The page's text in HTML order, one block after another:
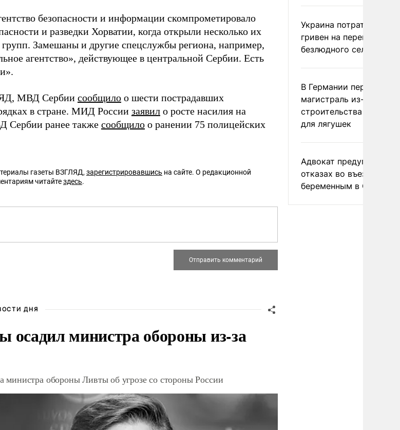
безопасности и информации скомпрометировало
и разведки Хорватии, когда открыли несколько их
Замешаны и другие спецслужбы региона, например,
агентство», действующее в центральной Сербии. Есть
МВД Сербии сообщило о шести пострадавших
в стране. МИД России заявил о росте насилия на
Сербии ранее также сообщило о ранении 75 полицейских
газеты ВЗГЛЯД, зарегистрировавшись на сайте. О редакционной
читайтездесь.
ДНЯ
осадил министра обороны из-за
министра обороны Ливты об угрозе со стороны России
Украина потратила 1
гривен на
безлюдного села
В Германии перекрыли
магистраль из-за
строительства
для лягушек
Адвокат предупредил
отказах во въезде
беременным в США